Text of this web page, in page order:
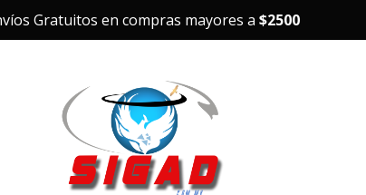
Gratuitos en compras mayores a $2500